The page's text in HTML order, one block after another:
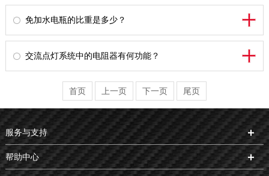
免加水电瓶的比重是多少？
交流点灯系统中的电阻器有何功能？
首页 上一页 下一页 尾页
服务与支持
帮助中心